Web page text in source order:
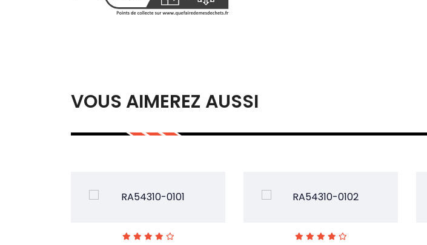
VOUS AIMEREZ AUSSI